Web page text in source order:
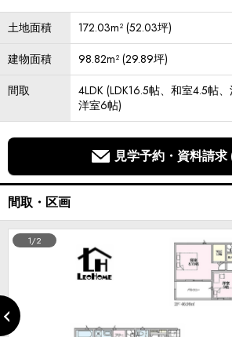
土地面積
172.03m² (52.03坪)
建物面積
98.82m² (29.89坪)
間取
4LDK (LDK16.5帖、和室4.5帖
洋室6帖)
見学予約・資料請求
間取・区画
1/2